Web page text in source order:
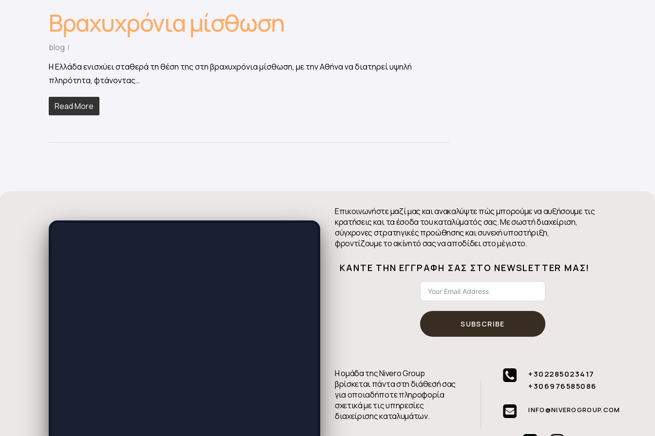
Βραχυχρόνια μίσθωση
blog
Η Ελλάδα ενισχύει σταθερά τη θέση της στη βραχυχρόνια μίσθωση, με την Αθήνα να διατηρεί υψηλή
πληρότητα, φτάνοντας…
Read More
Επικοινωνήστε μαζί μας και ανακαλύψτε πώς μπορούμε να αυξήσουμε τις
κρατήσεις και τα έσοδα του καταλύματός σας. Με σωστή διαχείριση,
σύγχρονες στρατηγικές προώθησης και συνεχή υποστήριξη,
φροντίζουμε το ακίνητό σας να αποδίδει στο μέγιστο.
KΆΝΤΕ ΤΗΝ ΕΓΓΡΑΦΉ ΣΑΣ ΣΤΟ NEWSLETTER ΜΑΣ!
SUBSCRIBE
Η ομάδα της Nivero Group
βρίσκεται πάντα στη διάθεσή σας
για οποιαδήποτε πληροφορία
σχετικά με τις υπηρεσίες
διαχείρισης καταλυμάτων.
+302285023417
+306976585086
INFO@NIVEROGROUP.COM